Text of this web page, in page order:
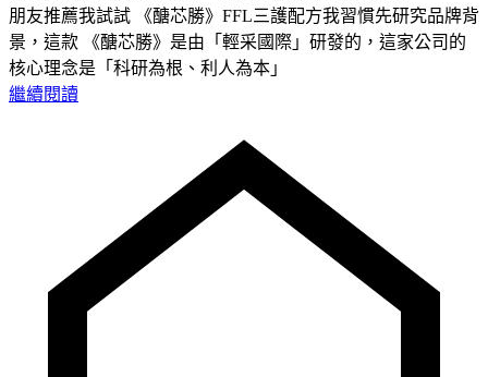
朋友推薦我試試 《醣芯勝》FFL三護配方我習慣先研究品牌背
景，這款 《醣芯勝》是由「輕采國際」研發的，這家公司的
核心理念是「科研為根、利人為本」
繼續閱讀